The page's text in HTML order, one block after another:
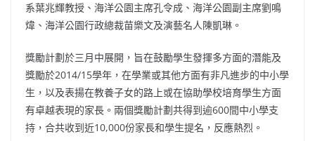
系葉兆輝教授、海洋公園主席孔令成、海洋公園副主席劉鳴
煒、海洋公園行政總裁苗樂文及演藝名人陳凱琳。
獎勵計劃於三月中展開，旨在鼓勵學生發揮多方面的潛能及
獎勵於2014/15學年，在學業或其他方面有非凡進步的中小學
生，以及表揚在教養子女的路上或在協助學校培育學生方面
有卓越表現的家長。兩個獎勵計劃共得到逾600間中小學支
持，合共收到近10,000份家長和學生提名，反應熱烈。